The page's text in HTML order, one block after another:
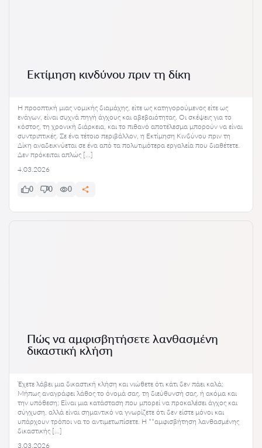
Εκτίμηση κινδύνου πριν τη δίκη
Η προοπτική μιας νομικής διαμάχης, είτε ως κατηγορούμενος είτε ως
ενάγων, είναι συχνά πηγή άγχους και αβεβαιότητας. Οι σκέψεις για το
κόστος, τη χρονική διάρκεια, και το πιθανό αποτέλεσμα μπορούν να είναι
συντριπτικές. Σε ένα τέτοιο περιβάλλον, η Εκτίμηση Κινδύνου πριν τη
Δίκη αναδεικνύεται σε ένα από τα πολυτιμότερα εργαλεία που διαθέτετε.
Δεν πρόκειται απλώς […]
4.03.2026
0 0 0
Πώς να αμφισβητήσετε λανθασμένη
δικαστική κλήση
Έχετε λάβει μια δικαστική κλήση και νιώθετε ότι κάτι δεν πάει καλά;
Μήπως αναγράφει λάθος το όνομά σας, τη διεύθυνσή σας, ή ακόμα και
την υπόθεση; Είναι μια κατάσταση που μπορεί να προκαλέσει άγχος και
σύγχυση, αλλά είναι σημαντικό να γνωρίζετε ότι δεν είστε μόνοι και
υπάρχουν τρόποι να το αντιμετωπίσετε. Η **αμφισβήτηση λανθασμένης
δικαστικής […]
3.03.2026